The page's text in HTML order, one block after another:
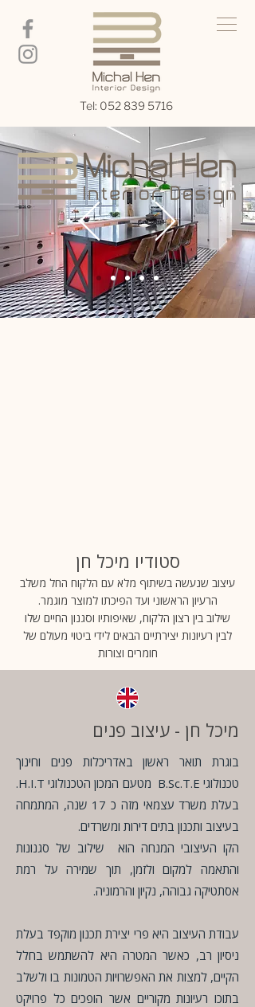
Tel: 052 839 5716
סטודיו מיכל חן
עיצוב שנעשה בשיתוף מלא עם הלקוח החל משלב
הרעיון הראשוני ועד הפיכתו למוצר מוגמר.
שילוב בין רצון הלקוח, שאיפותיו וסגנון החיים שלו
לבין רעיונות יצירתיים הבאים לידי ביטוי מעולם של
חומרים וצורות
מיכל חן - עיצוב פנים​
בוגרת תואר ראשון באדריכלות פנים וחינוך
טכנולוגי B.Sc.T.E מטעם המכון הטכנולוגי H.I.T.
בעלת משרד עצמאי מזה כ 17 שנה, המתמחה
בעיצוב ותכנון בתים דירות ומשרדים.
הקו העיצובי המנחה הוא שילוב של סגנונות
והתאמה למקום ולזמן, תוך שמירה על רמת
אסתטיקה גבוהה, נקיון והרמוניה.
עבודת העיצוב היא פרי יצירת תכנון מוקפד בעלת
ניסיון רב, כאשר המטרה היא להשתמש בחלל
הקיים, למצות את האפשרויות הטמונות בו ולשלב
בתוכו רעיונות מקוריים אשר הופכים כל פרויקט